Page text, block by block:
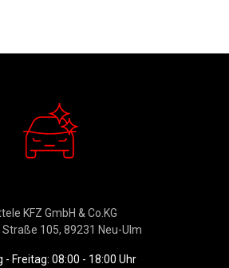
KFZ GmbH & Co.KG
Straße 105, 89231 Neu-Ulm
- Freitag: 08:00 - 18:00 Uhr